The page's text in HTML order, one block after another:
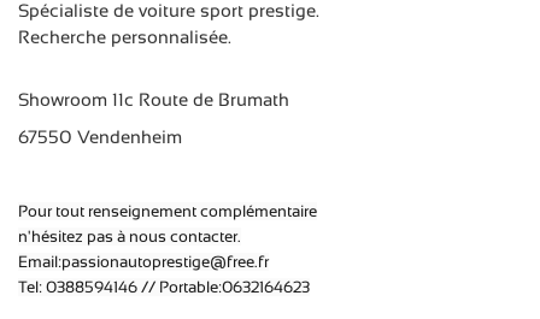
Spécialiste de voiture sport prestige.
Recherche personnalisée.
Showroom 11c Route de Brumath
67550 Vendenheim
Pour tout renseignement complémentaire
n'hésitez pas à nous contacter.
Email:passionautoprestige@free.fr
Tel: 0388594146 // Portable:0632164623